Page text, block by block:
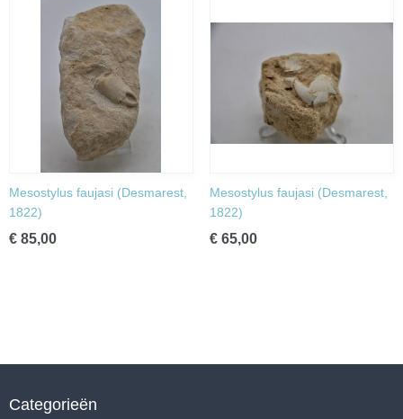
Mesostylus faujasi (Desmarest,
1822)
€ 85,00
Mesostylus faujasi (Desmarest,
1822)
€ 65,00
Categorieën